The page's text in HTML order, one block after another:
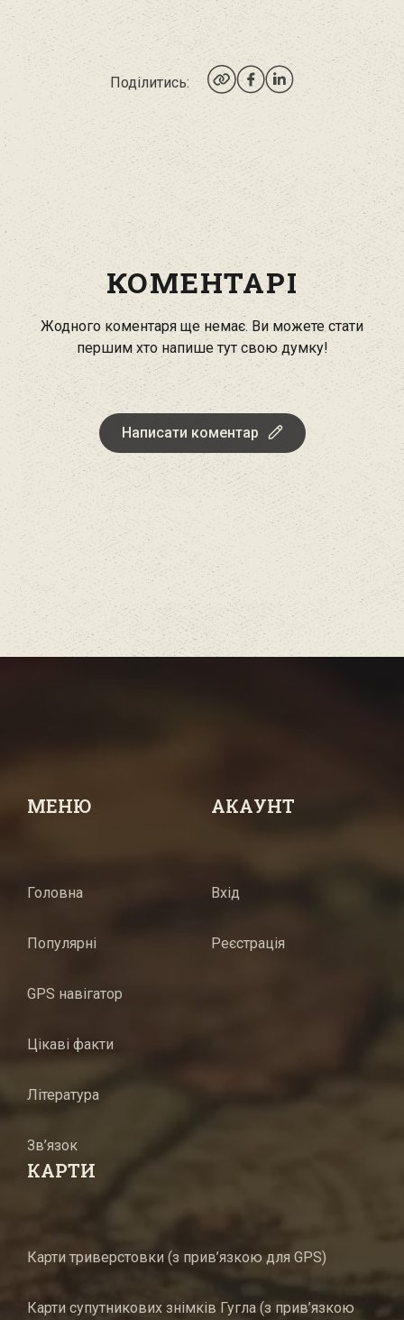
Поділитись:
КОМЕНТАРІ
Жодного коментаря ще немає. Ви можете стати
першим хто напише тут свою думку!
Написати коментар
МЕНЮ
Головна
Популярні
GPS навігатор
Цікаві факти
Література
Зв’язок
АКАУНТ
Вхід
Реєстрація
КАРТИ
Карти триверстовки (з прив’язкою для GPS)
Карти супутникових знімків Гугла (з прив’язкою